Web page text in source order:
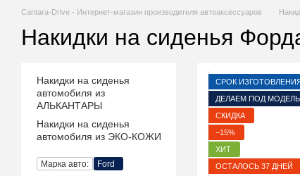
Cantara-Drive - Интернет-магазин производителя автоаксессуаров
Накидки на сиденья
СРОК
ДЕЛАЕМ ПОД
СКИДКА
−15%
ХИТ
ОСТАЛОСЬ 37 ДНЕЙ
Накидки на сиденья
автомобиля из
АЛЬКАНТАРЫ
Накидки на сиденья
автомобиля из ЭКО-КОЖИ
Марка авто:
Ford